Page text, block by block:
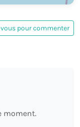
pour commenter
moment.